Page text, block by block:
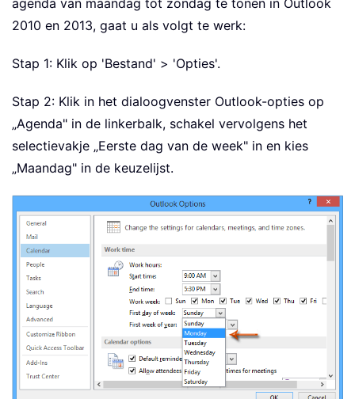
agenda van maandag tot zondag te tonen in Outlook
2010 en 2013, gaat u als volgt te werk:
Stap 1: Klik op 'Bestand' > 'Opties'.
Stap 2: Klik in het dialoogvenster Outlook-opties op
„Agenda" in de linkerbalk, schakel vervolgens het
selectievakje „Eerste dag van de week" in en kies
„Maandag" in de keuzelijst.